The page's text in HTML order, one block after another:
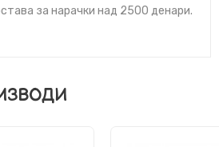
за нарачки над 2500 денари.